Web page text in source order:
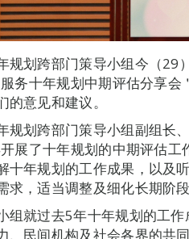
规划跨部门策导小组今（29
务十年规划中期评估分享会
的意见和建议。
规划跨部门策导小组副组长
展了十年规划的中期评估工
十年规划的工作成果，以及
求，适当调整及细化长期阶段
组就过去5年十年规划的工
、民间机构及社会各界的共